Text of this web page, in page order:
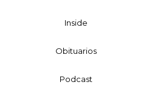
Inside
Obituarios
Podcast